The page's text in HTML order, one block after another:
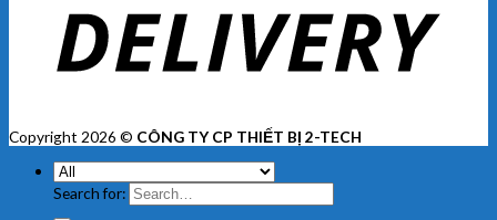
Copyright 2026 © CÔNG TY CP THIẾT BỊ 2-TECH
Search for: